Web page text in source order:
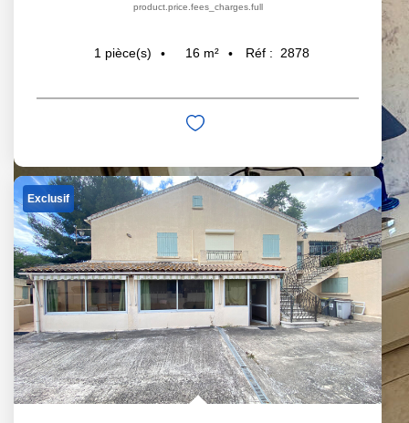
product.price.fees_charges.full
1 pièce(s) 16 m² Réf : 2878
Exclusif